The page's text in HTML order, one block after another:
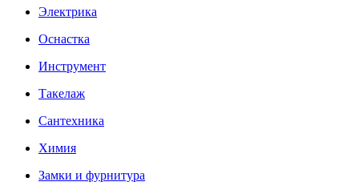
Электрика
Оснастка
Инструмент
Такелаж
Сантехника
Химия
Замки и фурнитура